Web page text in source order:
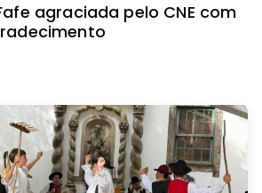
agraciada pelo CNE com